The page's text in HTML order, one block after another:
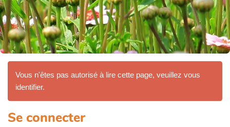
Vous n'êtes pas autorisé à lire cette page, veuillez vous
identifier.
Se connecter